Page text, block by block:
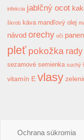
infekcia jablčný ocot
škrob káva mandľový olej
návod orechy oči
pleť pokožka
sezamové semienka suchý
vitamín E vlasy
Ochrana súkromia